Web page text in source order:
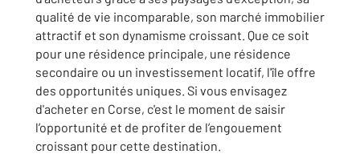
qualité de vie incomparable, son marché immobilier
attractif et son dynamisme croissant. Que ce soit
pour une résidence principale, une résidence
secondaire ou un investissement locatif, l'île offre
des opportunités uniques. Si vous envisagez
d'acheter en Corse, c'est le moment de saisir
l’opportunité et de profiter de l’engouement
croissant pour cette destination.